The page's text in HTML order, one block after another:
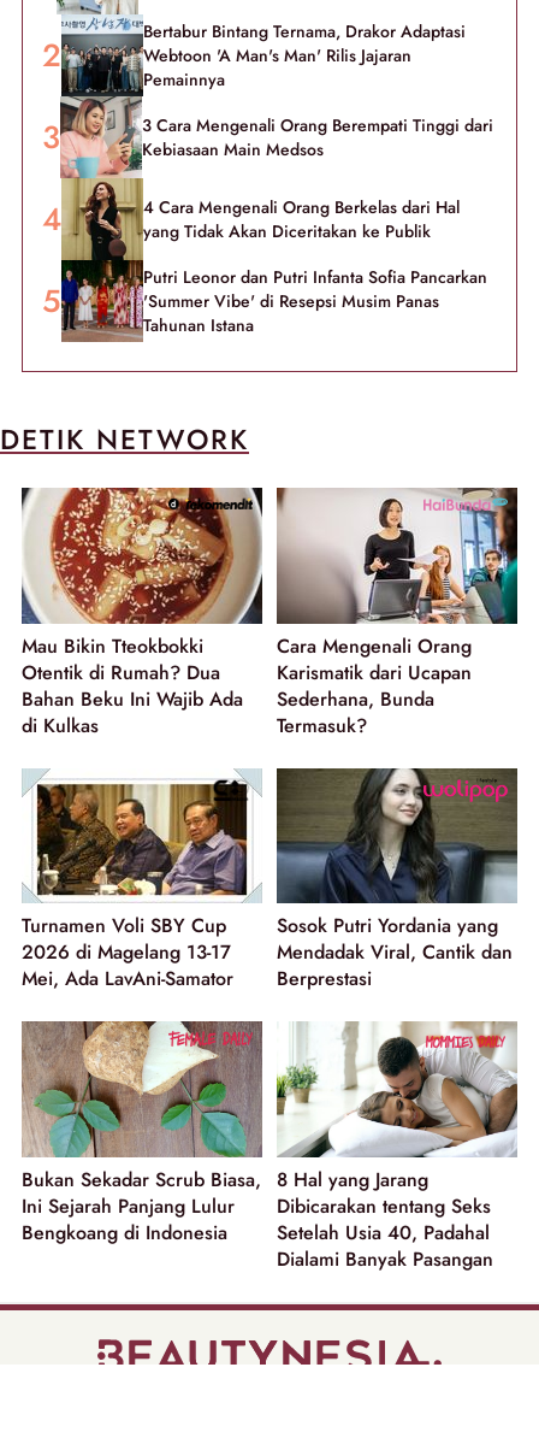
Bertabur Bintang Ternama, Drakor Adaptasi
Webtoon 'A Man's Man' Rilis Jajaran
Pemainnya
3 Cara Mengenali Orang Berempati Tinggi dari
Kebiasaan Main Medsos
4 Cara Mengenali Orang Berkelas dari Hal
yang Tidak Akan Diceritakan ke Publik
Putri Leonor dan Putri Infanta Sofia Pancarkan
'Summer Vibe' di Resepsi Musim Panas
Tahunan Istana
DETIK NETWORK
Mau Bikin Tteokbokki
Otentik di Rumah? Dua
Bahan Beku Ini Wajib Ada
di Kulkas
Cara Mengenali Orang
Karismatik dari Ucapan
Sederhana, Bunda
Termasuk?
Turnamen Voli SBY Cup
2026 di Magelang 13-17
Mei, Ada LavAni-Samator
Sosok Putri Yordania yang
Mendadak Viral, Cantik dan
Berprestasi
Bukan Sekadar Scrub Biasa,
Ini Sejarah Panjang Lulur
Bengkoang di Indonesia
8 Hal yang Jarang
Dibicarakan tentang Seks
Setelah Usia 40, Padahal
Dialami Banyak Pasangan